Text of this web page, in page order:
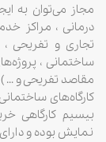
مجاز می‌توان به
درمانی ، مراکز
تجاری و تفریحی ،
ساختمانی ،
مقاصد تفریحی و … )
کارگاه‌های
بیسیم کارگاهی
نمایش بوده و